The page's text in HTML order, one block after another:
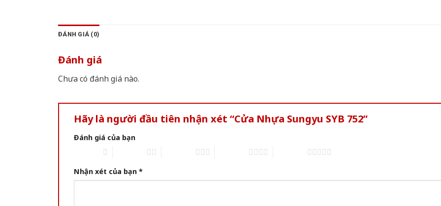
ĐÁNH GIÁ (0)
Đánh giá
Chưa có đánh giá nào.
Hãy là người đầu tiên nhận xét “Cửa Nhựa Sungyu SYB 752”
Đánh giá của bạn
Nhận xét của bạn *